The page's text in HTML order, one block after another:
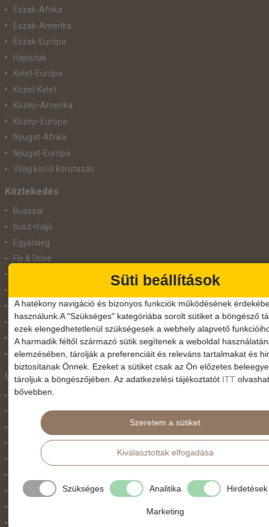
Észak-Afrika
Észak-Amerika
Észak-Európa
Hajóutak
Kelet-Európa
Közel-Kelet
Közép-Amerika
Közép-Európa
Nyugat-Afrika
Nyugat-Európa
Világ körüli körutazás
Közlekedés
Busszal
busz+hajó
Egyénileg
Fly & Drive
repülő+hajó
Repülővel
Szolgáltatás
Vonat
Ünnepek
Adventi hetek
Karácsonyi utazás
Karnevál
Két ünnep között
Március 15.
Süti beállítások
A hatékony navigáció és bizonyos funkciók működésének
használunk.A "Szükséges" kategóriába sorolt sütiket a böngésző
ezek elengedhetetlenül szükségesek a webhely alapvető
A harmadik féltől származó sütik segítenek a weboldal
elemzésében, tárolják a preferenciáit és releváns tartalmakat és
biztosítanak Önnek. Ezeket a sütiket csak az Ön előzetes
tároljuk a böngészőjében. Az adatkezelési tájékoztatót ITT
bővebben.
Szeretem a sütiket
Kiválasztottak elfogadása
Szükséges Analitika Hirdetések
Marketing